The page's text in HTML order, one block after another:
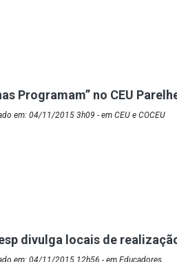
Programam” no CEU
em: 04/11/2015 3h09 - em CEU e COCEU
divulga locais de
em: 04/11/2015 12h56 - em Educadores